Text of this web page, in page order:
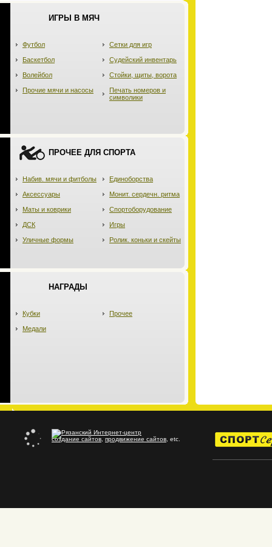
ИГРЫ В МЯЧ
Футбол
Баскетбол
Волейбол
Прочие мячи и насосы
Сетки для игр
Судейский инвентарь
Стойки, щиты, ворота
Печать номеров и
символики
ПРОЧЕЕ ДЛЯ СПОРТА
Набив. мячи и фитболы
Аксессуары
Маты и коврики
ДСК
Уличные формы
Единоборства
Монит. сердечн. ритма
Спортоборудование
Игры
Ролик. коньки и скейты
НАГРАДЫ
Кубки
Медали
Прочее
создание сайтов продвижение сайтов , etc.